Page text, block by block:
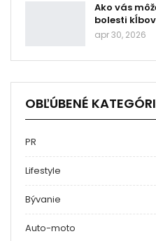
Ako vás
bolesti
apr 30, 2026
OBĽÚBENÉ
PR
Lifestyle
Bývanie
Auto-moto